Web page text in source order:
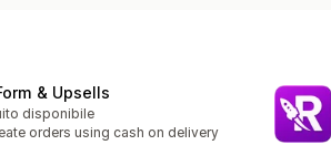
& Upsells
disponibile
orders using cash on delivery